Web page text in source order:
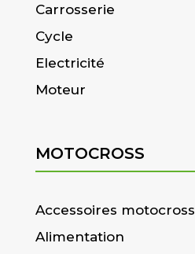
Carrosserie
Cycle
Electricité
Moteur
MOTOCROSS
Accessoires motocross
Alimentation